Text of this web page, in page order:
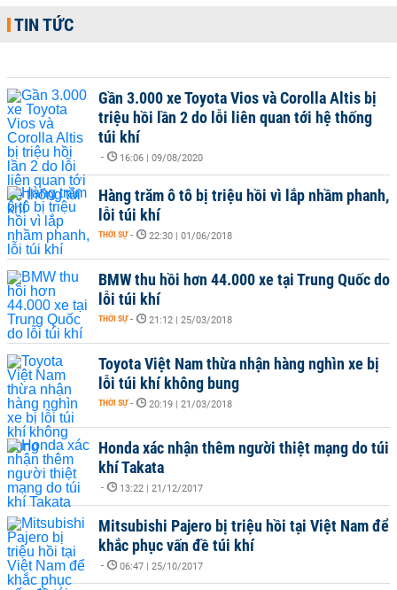
TIN TỨC
Gần 3.000 xe Toyota Vios và Corolla Altis bị
triệu hồi lần 2 do lỗi liên quan tới hệ thống
túi khí
- 16:06 | 09/08/2020
Hàng trăm ô tô bị triệu hồi vì lắp nhầm phanh,
lỗi túi khí
THỜI SỰ - 22:30 | 01/06/2018
BMW thu hồi hơn 44.000 xe tại Trung Quốc do
lỗi túi khí
THỜI SỰ - 21:12 | 25/03/2018
Toyota Việt Nam thừa nhận hàng nghìn xe bị
lỗi túi khí không bung
THỜI SỰ - 20:19 | 21/03/2018
Honda xác nhận thêm người thiệt mạng do túi
khí Takata
- 13:22 | 21/12/2017
Mitsubishi Pajero bị triệu hồi tại Việt Nam để
khắc phục vấn đề túi khí
- 06:47 | 25/10/2017